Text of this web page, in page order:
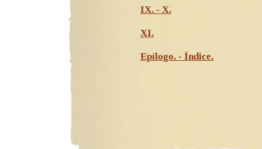
IX. - X.
XI.
Epílogo. - Índice.